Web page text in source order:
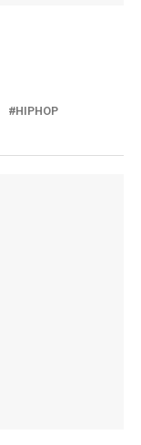
HIPHOP